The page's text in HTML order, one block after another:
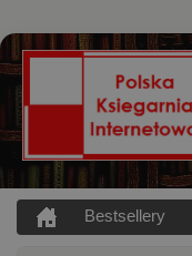
Bestsellery